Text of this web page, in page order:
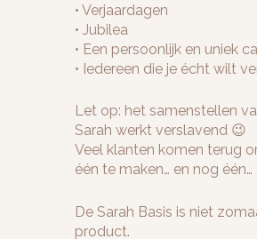
• Verjaardagen
• Jubilea
• Een persoonlijk en uniek
• Iedereen die je écht wilt
Let op: het samenstellen
Sarah werkt verslavend 😉
Veel klanten komen terug
één te maken… en nog één…
De Sarah Basis is niet
product.